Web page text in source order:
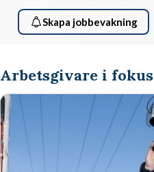
Skapa jobbevakning
Arbetsgivare i fokus